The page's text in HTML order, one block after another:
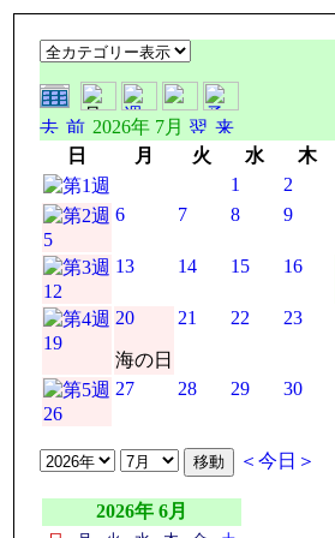
2026年 7月
日
月 火 水 木
1
2
5
6 7 8 9
12
13 14 15 16
19
20
海の日
21 22 23
26
27 28 29 30
＜今日＞
2026年 6月